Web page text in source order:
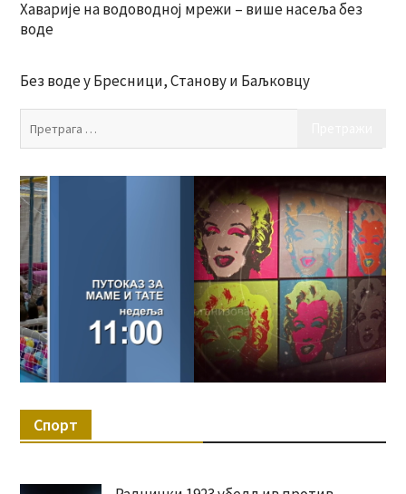
Хаварије на водоводној мрежи – више насеља без
воде
Без воде у Бресници, Станову и Баљковцу
Спорт